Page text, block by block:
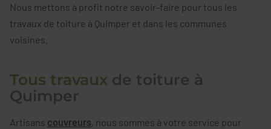
Nous mettons à profit notre savoir-faire pour tous les
travaux de toiture à Quimper et dans les communes
voisines.
Tous travaux de toiture à
Quimper
Artisans couvreurs, nous sommes à votre service pour